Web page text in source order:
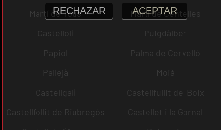
Martí de Tous
Martí de Centelles
Castellolí
Puigdàlber
Papiol
Palma de Cervelló
Pallejà
Moià
Castellgalí
Castellfullit del Boix
Castellfollit de Riubregós
Castellet i la Gornal
RECHAZAR ACEPTAR